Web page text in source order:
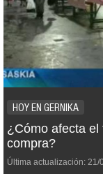
HOY EN GERNIKA
¿Cómo afecta
compra?
Última actualización: 21/